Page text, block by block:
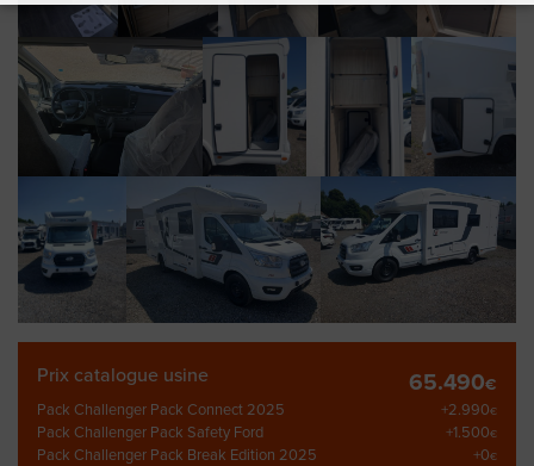
Prix catalogue usine 65.490€
Pack Challenger Pack Connect 2025
+2.990€
Pack Challenger Pack Safety Ford +1.500€
Pack Challenger Pack Break Edition 2025 +0€